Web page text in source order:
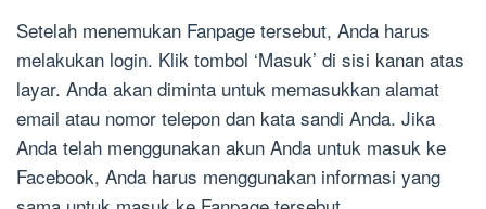
Setelah menemukan Fanpage tersebut, Anda harus
melakukan login. Klik tombol ‘Masuk’ di sisi kanan atas
layar. Anda akan diminta untuk memasukkan alamat
email atau nomor telepon dan kata sandi Anda. Jika
Anda telah menggunakan akun Anda untuk masuk ke
Facebook, Anda harus menggunakan informasi yang